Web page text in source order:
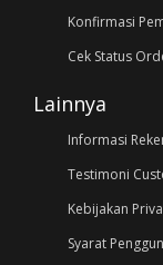
Konfirmasi
Cek Status
Lainnya
Informasi
Testimoni
Kebijakan
Syarat